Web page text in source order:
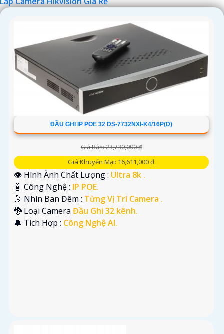
ĐẦU GHI IP POE 32 DS-7732NXI-K4/16P(D)
Giá Bán: 23,730,000 ₫
Giá Khuyến Mại: 16,611,000 ₫
👁 Hình Ành Chất Lượng : Ultra 8k .
🤖️ Công Nghệ : IP POE.
🌛 Nhìn Ban Đêm : Từng Vị Trí Camera .
🐉️ Loại Camera Đầu Ghi 32 kênh.
️🔔 Tích Hợp : Công Nghệ AI.